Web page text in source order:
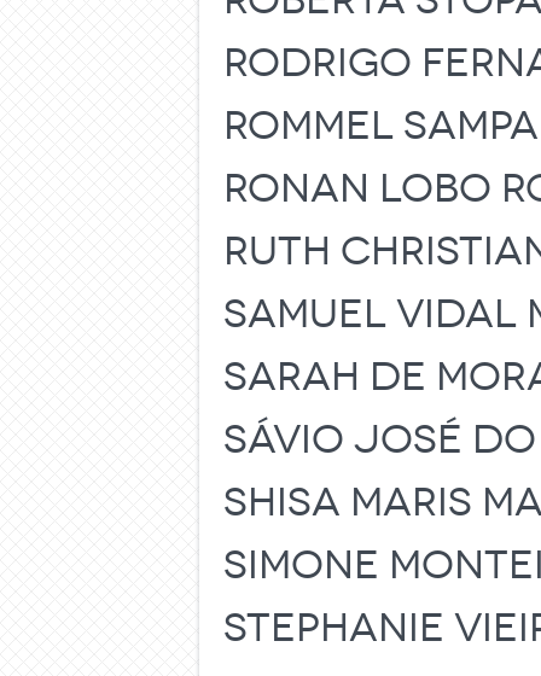
RODRIGO
ROMMEL
RONAN LOBO
RUTH
SAMUEL VIDAL
SARAH DE
SÁVIO JOSÉ
SHISA MARIS
SIMONE
STEPHANIE